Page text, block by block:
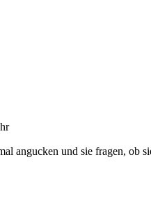
angucken und sie fragen, ob